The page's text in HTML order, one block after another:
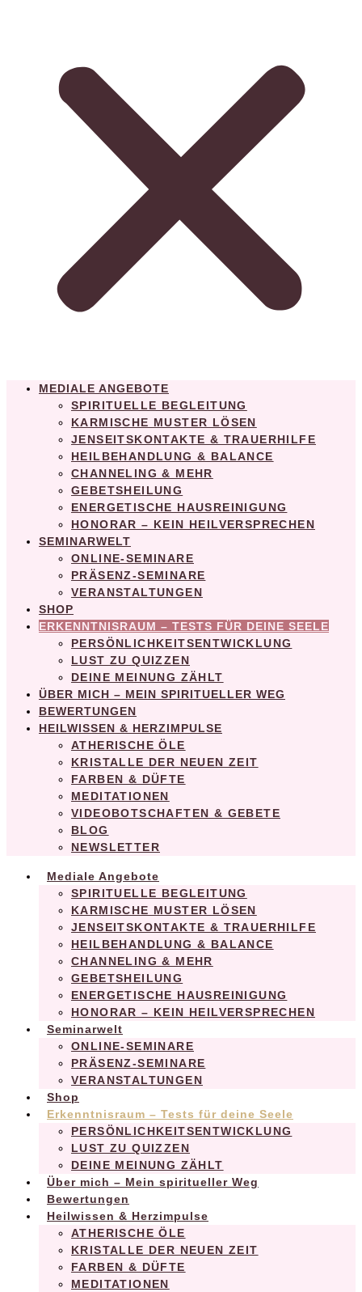
MEDIALE ANGEBOTE
SPIRITUELLE BEGLEITUNG
KARMISCHE MUSTER LÖSEN
JENSEITSKONTAKTE & TRAUERHILFE
HEILBEHANDLUNG & BALANCE
CHANNELING & MEHR
GEBETSHEILUNG
ENERGETISCHE HAUSREINIGUNG
HONORAR – KEIN HEILVERSPRECHEN
SEMINARWELT
ONLINE-SEMINARE
PRÄSENZ-SEMINARE
VERANSTALTUNGEN
SHOP
ERKENNTNISRAUM – TESTS FÜR DEINE SEELE
PERSÖNLICHKEITSENTWICKLUNG
LUST ZU QUIZZEN
DEINE MEINUNG ZÄHLT
ÜBER MICH – MEIN SPIRITUELLER WEG
BEWERTUNGEN
HEILWISSEN & HERZIMPULSE
ATHERISCHE ÖLE
KRISTALLE DER NEUEN ZEIT
FARBEN & DÜFTE
MEDITATIONEN
VIDEOBOTSCHAFTEN & GEBETE
BLOG
NEWSLETTER
Mediale Angebote
SPIRITUELLE BEGLEITUNG
KARMISCHE MUSTER LÖSEN
JENSEITSKONTAKTE & TRAUERHILFE
HEILBEHANDLUNG & BALANCE
CHANNELING & MEHR
GEBETSHEILUNG
ENERGETISCHE HAUSREINIGUNG
HONORAR – KEIN HEILVERSPRECHEN
Seminarwelt
ONLINE-SEMINARE
PRÄSENZ-SEMINARE
VERANSTALTUNGEN
Shop
Erkenntnisraum – Tests für deine Seele
PERSÖNLICHKEITSENTWICKLUNG
LUST ZU QUIZZEN
DEINE MEINUNG ZÄHLT
Über mich – Mein spiritueller Weg
Bewertungen
Heilwissen & Herzimpulse
ATHERISCHE ÖLE
KRISTALLE DER NEUEN ZEIT
FARBEN & DÜFTE
MEDITATIONEN